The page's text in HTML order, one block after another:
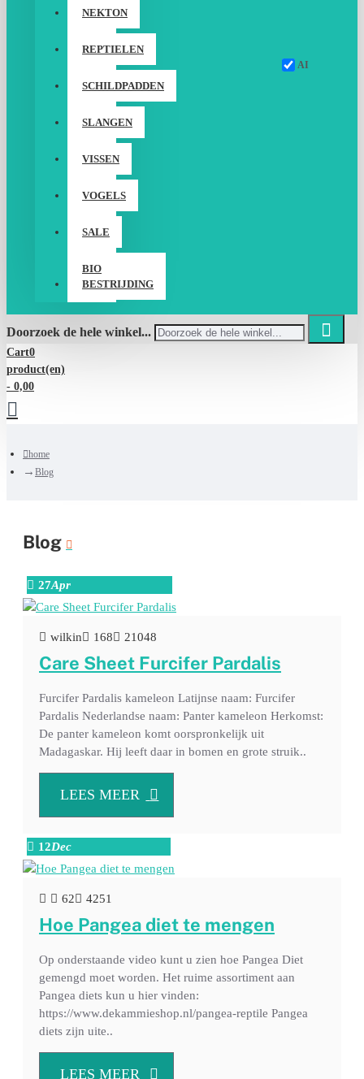
NEKTON
REPTIELEN
SCHILDPADDEN
SLANGEN
VISSEN
VOGELS
SALE
BIO
BESTRIJDING
Doorzoek de hele winkel...
AI
Cart0
product(en)
- 0,00
home
Blog
Blog
27Apr
wilkin 168 21048
Care Sheet Furcifer Pardalis
Furcifer Pardalis kameleon Latijnse naam: Furcifer
Pardalis Nederlandse naam: Panter kameleon Herkomst:
De panter kameleon komt oorspronkelijk uit
Madagaskar. Hij leeft daar in bomen en grote struik..
LEES MEER
12Dec
62 4251
Hoe Pangea diet te mengen
Op onderstaande video kunt u zien hoe Pangea Diet
gemengd moet worden. Het ruime assortiment aan
Pangea diets kun u hier vinden:
https://www.dekammieshop.nl/pangea-reptile Pangea
diets zijn uite..
LEES MEER